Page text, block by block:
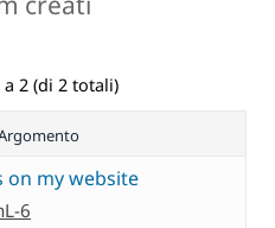
2 (di 2 totali)
on my website
6